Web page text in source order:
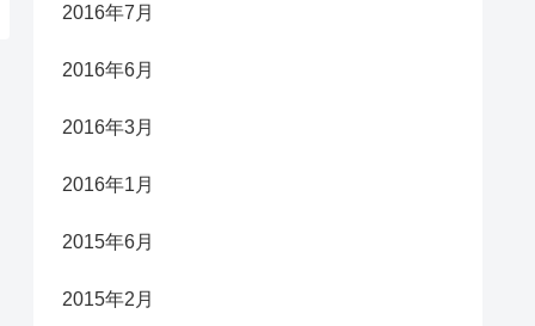
2016年7月
2016年6月
2016年3月
2016年1月
2015年6月
2015年2月